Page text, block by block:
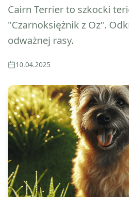
Cairn Terrier to szkocki
"Czarnoksiężnik z Oz".
odważnej rasy.
10.04.2025